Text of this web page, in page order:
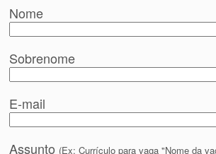
Nome
Sobrenome
E-mail
Assunto (Ex: Currículo para vaga "Nome da